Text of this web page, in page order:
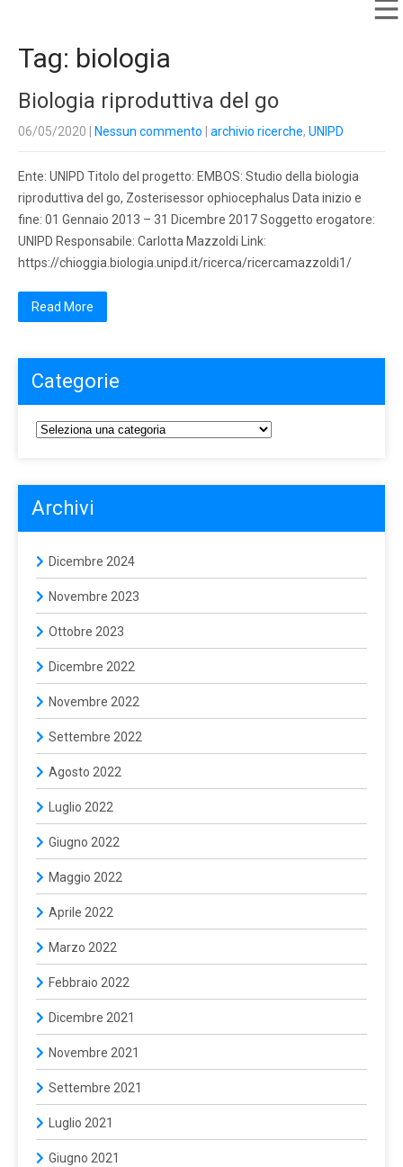
Tag: biologia
Biologia riproduttiva del go
06/05/2020 Nessun commento archivio ricerche, UNIPD
Ente: UNIPD Titolo del progetto: EMBOS: Studio della biologia
riproduttiva del go, Zosterisessor ophiocephalus Data inizio e
fine: 01 Gennaio 2013 – 31 Dicembre 2017 Soggetto erogatore:
UNIPD Responsabile: Carlotta Mazzoldi Link:
https://chioggia.biologia.unipd.it/ricerca/ricercamazzoldi1/
Read More
Categorie
Archivi
Dicembre 2024
Novembre 2023
Ottobre 2023
Dicembre 2022
Novembre 2022
Settembre 2022
Agosto 2022
Luglio 2022
Giugno 2022
Maggio 2022
Aprile 2022
Marzo 2022
Febbraio 2022
Dicembre 2021
Novembre 2021
Settembre 2021
Luglio 2021
Giugno 2021